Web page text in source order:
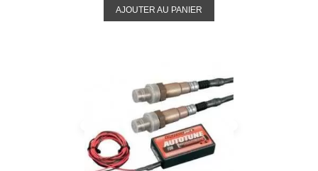
AJOUTER AU PANIER